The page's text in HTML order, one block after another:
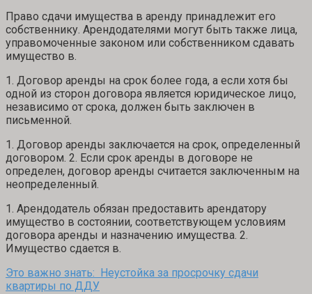
Право сдачи имущества в аренду принадлежит его
собственнику. Арендодателями могут быть также лица,
управомоченные законом или собственником сдавать
имущество в.
1. Договор аренды на срок более года, а если хотя бы
одной из сторон договора является юридическое лицо,
независимо от срока, должен быть заключен в
письменной.
1. Договор аренды заключается на срок, определенный
договором. 2. Если срок аренды в договоре не
определен, договор аренды считается заключенным на
неопределенный.
1. Арендодатель обязан предоставить арендатору
имущество в состоянии, соответствующем условиям
договора аренды и назначению имущества. 2.
Имущество сдается в.
Это важно знать: Неустойка за просрочку сдачи
квартиры по ДДУ